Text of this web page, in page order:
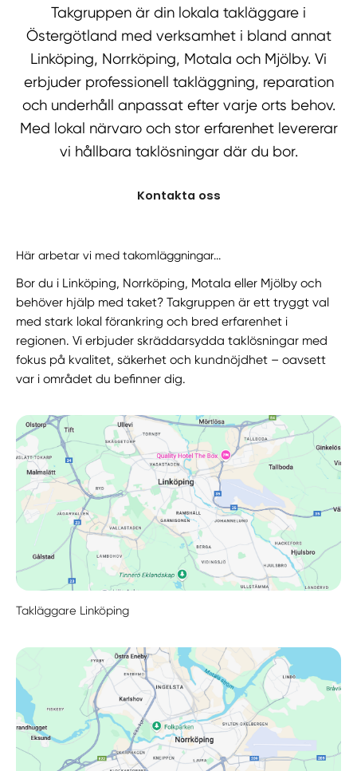
Takgruppen är din lokala takläggare i
Östergötland med verksamhet i bland annat
Linköping, Norrköping, Motala och Mjölby. Vi
erbjuder professionell takläggning, reparation
och underhåll anpassat efter varje orts behov.
Med lokal närvaro och stor erfarenhet levererar
vi hållbara taklösningar där du bor.
Kontakta oss
Här arbetar vi med takomläggningar...
Bor du i Linköping, Norrköping, Motala eller Mjölby och
behöver hjälp med taket? Takgruppen är ett tryggt val
med stark lokal förankring och bred erfarenhet i
regionen. Vi erbjuder skräddarsydda taklösningar med
fokus på kvalitet, säkerhet och kundnöjdhet – oavsett
var i området du befinner dig.
Takläggare Linköping